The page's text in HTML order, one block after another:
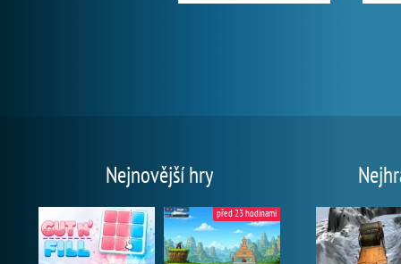
Nejnovější hry
před 23 hodinami